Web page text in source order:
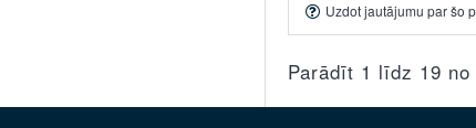
Uzdot jautājumu par šo
Parādīt 1 līdz 19